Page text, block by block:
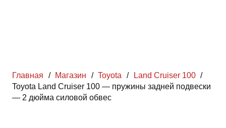
Главная / Магазин / Toyota / Land Cruiser 100 /
Toyota Land Cruiser 100 — пружины задней подвески
— 2 дюйма силовой обвес